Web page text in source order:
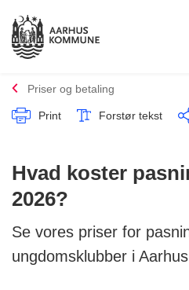
Priser og betaling
Print Forstør tekst
Hvad koster
2026?
Se vores priser for
ungdomsklubber i